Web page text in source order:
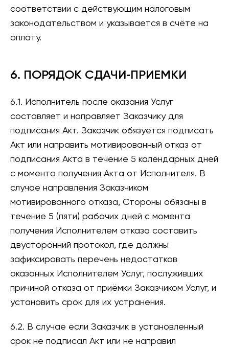
соответствии с действующим налоговым
законодательством и указывается в счёте на
оплату.
6. ПОРЯДОК СДАЧИ‑ПРИЕМКИ
6.1. Исполнитель после оказания Услуг
составляет и направляет Заказчику для
подписания Акт. Заказчик обязуется подписать
Акт или направить мотивированный отказ от
подписания Акта в течение 5 календарных дней
с момента получения Акта от Исполнителя. В
случае направления Заказчиком
мотивированного отказа, Стороны обязаны в
течение 5 (пяти) рабочих дней с момента
получения Исполнителем отказа составить
двусторонний протокол, где должны
зафиксировать перечень недостатков
оказанных Исполнителем Услуг, послуживших
причиной отказа от приёмки Заказчиком Услуг, и
установить срок для их устранения.
6.2. В случае если Заказчик в установленный
срок не подписал Акт или не направил